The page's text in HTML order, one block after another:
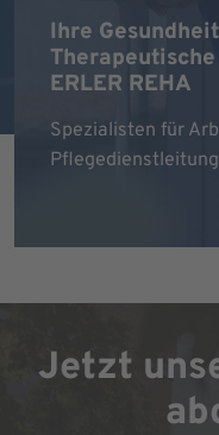
Ihre
ERLER REHA
Spezialisten für
Jetzt